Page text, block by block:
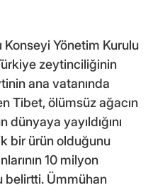
Yönetim Kurulu
zeytinciliğinin
ana vatanında
Tibet, ölümsüz ağacın
yayıldığını
bir ürün olduğunu
10 milyon
belirtti. Ümmühan